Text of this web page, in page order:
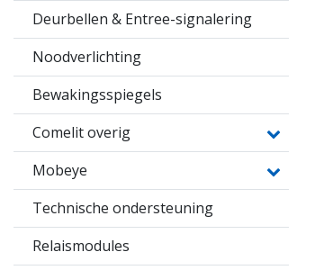
Deurbellen & Entree-signalering
Noodverlichting
Bewakingsspiegels
Comelit overig
Mobeye
Technische ondersteuning
Relaismodules